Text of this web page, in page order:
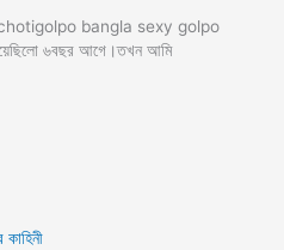
chotigolpo bangla sexy golpo
৬বছর আগে।তখন আমি